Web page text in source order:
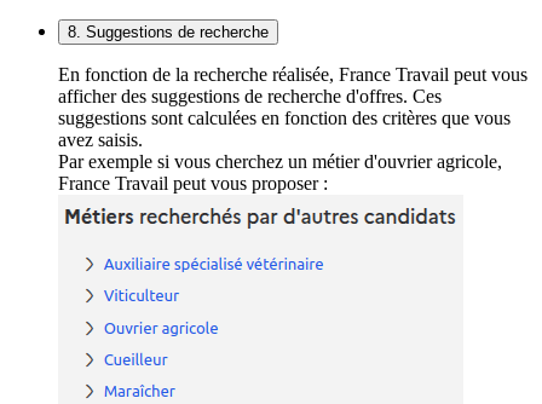
8. Suggestions de recherche
En fonction de la recherche réalisée, France Travail peut vous
afficher des suggestions de recherche d'offres. Ces
suggestions sont calculées en fonction des critères que vous
avez saisis.
Par exemple si vous cherchez un métier d'ouvrier agricole,
France Travail peut vous proposer :